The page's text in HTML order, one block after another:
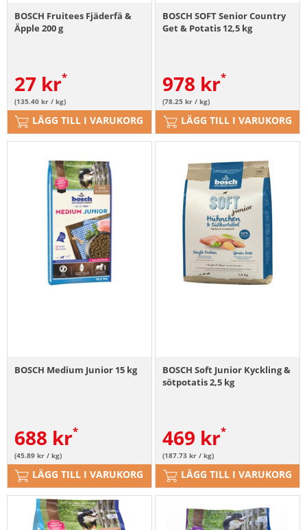
BOSCH Fruitees Fjäderfä &
Äpple 200 g
27 kr
(135.40 kr / kg)
LÄGG TILL I VARUKORG
BOSCH SOFT Senior Country
Get & Potatis 12,5 kg
978 kr
(78.25 kr / kg)
LÄGG TILL I VARUKORG
BOSCH Medium Junior 15 kg
688 kr
(45.89 kr / kg)
LÄGG TILL I VARUKORG
BOSCH Soft Junior Kyckling &
sötpotatis 2,5 kg
469 kr
(187.73 kr / kg)
LÄGG TILL I VARUKORG